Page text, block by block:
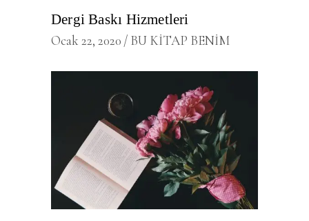
Dergi Baskı Hizmetleri
Ocak 22, 2020 BU KİTAP BENİM